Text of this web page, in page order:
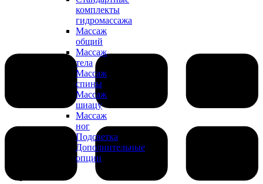
комплекты
гидромассажа
Массаж
общий
Массаж
тела
Массаж
спины
Массаж
шиацу
Массаж
ног
Подсветка
Дополнительные
опции